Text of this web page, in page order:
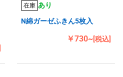
在庫 あり
N綿ガーゼふきん5枚入
￥730~[税込]